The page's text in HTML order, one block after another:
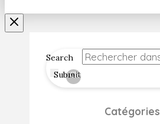
Search
Submit
Clear
Catégories